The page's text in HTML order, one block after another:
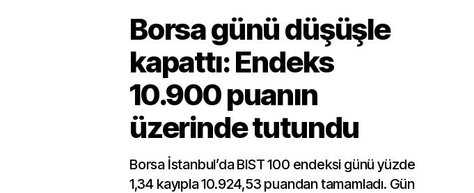
Borsa günü düşüşle
kapattı: Endeks
10.900 puanın
üzerinde tutundu
Borsa İstanbul’da BIST 100 endeksi günü yüzde
1,34 kayıpla 10.924,53 puandan tamamladı. Gün